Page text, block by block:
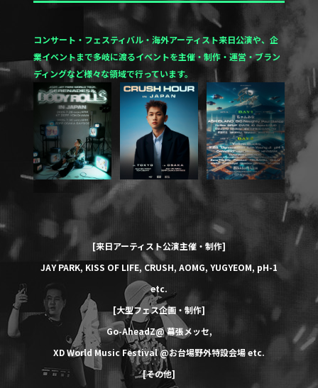
コンサート・フェスティバル・海外アーティスト来日公演や、企
業イベントまで多岐に渡るイベントを主催・制作・運営・ブラン
ディングなど様々な領域で行っています。
[来日アーティスト公演主催・制作]
JAY PARK, KISS OF LIFE, CRUSH, AOMG, YUGYEOM, pH-1
etc.
[大型フェス企画・制作]
Go-AheadZ@ 幕張メッセ,
XD World Music Festival @お台場野外特設会場etc.
[その他]